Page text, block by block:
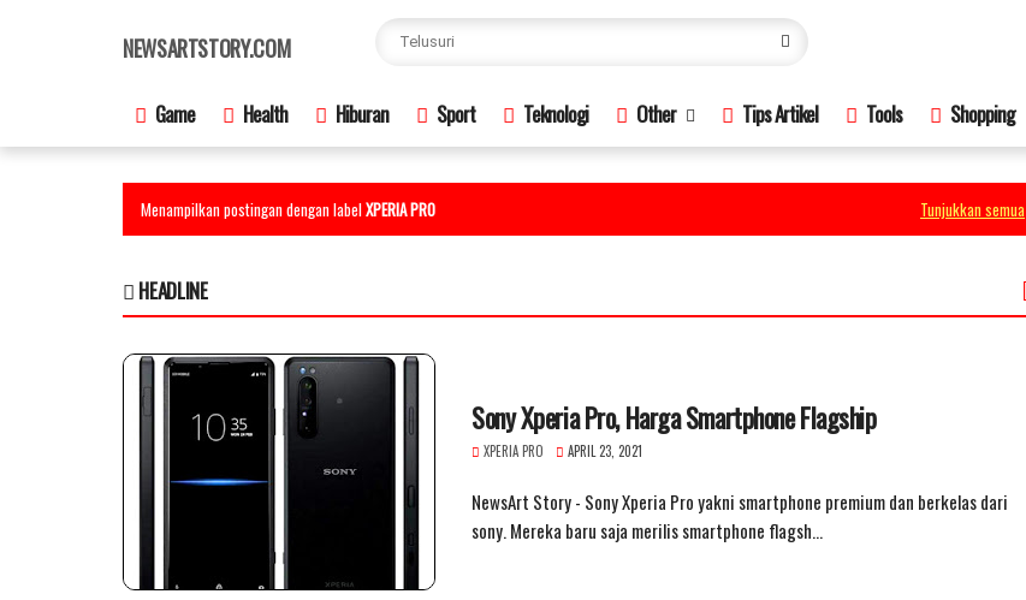
NEWSARTSTORY.COM
Game Health Hiburan Sport Teknologi Other Tips Artikel Tools Shopping
Menampilkan postingan dengan labelXPERIA PRO Tunjukkan semua
HEADLINE
Sony Xperia Pro, Harga Smartphone Flagship
XPERIA PRO APRIL 23, 2021
NewsArt Story - Sony Xperia Pro yakni smartphone premium dan berkelas dari
sony. Mereka baru saja merilis smartphone flagsh…